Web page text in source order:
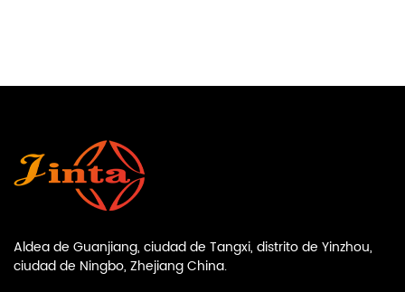
Aldea de Guanjiang, ciudad de Tangxi, distrito de Yinzhou,
ciudad de Ningbo, Zhejiang China.